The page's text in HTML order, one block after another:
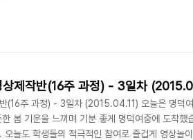
은 자신감을 가지고 친구들에게 먼저 다가가 함께
이 어색함과 오글거림을 참으면서 열심히 연기를
상제작반(16주 과정) - 3일차
(16주 과정) - 3일차 (2015.04.11) 오늘은 명덕
봄 기운을 느끼며 기분 좋게 명덕여중에 도착했
늘도 학생들의 적극적인 참여로 즐겁게 영상놀